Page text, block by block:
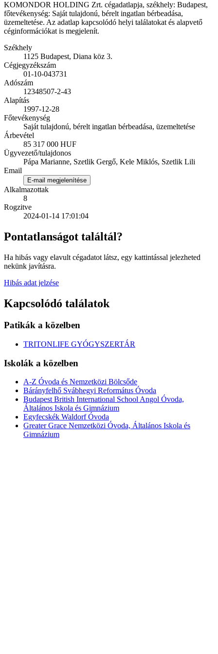
KOMONDOR HOLDING Zrt. cégadatlapja, székhely: Budapest,
főtevékenység: Saját tulajdonú, bérelt ingatlan bérbeadása,
üzemeltetése. Az adatlap kapcsolódó helyi találatokat és alapvető
céginformációkat is megjelenít.
Székhely
1125 Budapest, Diana köz 3.
Cégjegyzékszám
01-10-043731
Adószám
12348507-2-43
Alapítás
1997-12-28
Főtevékenység
Saját tulajdonú, bérelt ingatlan bérbeadása, üzemeltetése
Árbevétel
85 317 000 HUF
Ügyvezető/tulajdonos
Pápa Marianne, Szetlik Gergő, Kele Miklós, Szetlik Lili
Email
E-mail megjelenítése
Alkalmazottak
8
Rogzitve
2024-01-14 17:01:04
Pontatlanságot találtál?
Ha hibás vagy elavult cégadatot látsz, egy kattintással jelezheted
nekünk javításra.
Hibás adat jelzése
Kapcsolódó találatok
Patikák a közelben
TRITONLIFE GYÓGYSZERTÁR
Iskolák a közelben
A-Z Óvoda és Nemzetközi Bölcsőde
Bárányfelhő Svábhegyi Református Óvoda
Budapest British International School Angol Óvoda,
Általános Iskola és Gimnázium
Egyfecskék Waldorf Óvoda
Greater Grace Nemzetközi Óvoda, Általános Iskola és
Gimnázium